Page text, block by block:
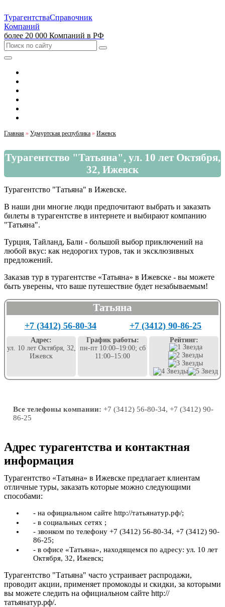
ТурагентстваСправочник
Компаний
более 20 000 Компаний в РФ
Главная » Удмуртская республика » Ижевск
Турагентство "Татьяна", ул. 10 лет Октября,
32, Ижевск
Турагентство "Татьяна" в Ижевске.
В наши дни многие люди предпочитают выбрать и заказать
билеты в турагентстве в интернете и выбирают компанию
"Татьяна".
Турция, Тайланд, Бали - большой выбор приключений на
любой вкус: как недорогих туров, так и эксклюзивных
предложений.
Заказав тур в турагентстве «Татьяна» в Ижевске - вы можете
быть уверены, что ваше путешествие будет незабываемым!
Татьяна
+7 (3412) 56-80-34 +7 (3412) 90-86-25
Адрес:
ул. 10 лет Октября, 32,
Ижевск
График работы:
пн-пт 10:00–19:00; сб
11:00–15:00
Рейтинг:
Все телефоны компании: +7 (3412) 56-80-34, +7 (3412) 90-
86-25
Адрес турагентства и контактная
информация
Турагентство «Татьяна» в Ижевске предлагает клиентам
отличные туры, заказать которые можно следующими
способами:
- на официальном сайте http://татьянатур.рф/;
- в социальных сетях ;
- звонком по телефону +7 (3412) 56-80-34, +7 (3412) 90-
86-25;
- в офисе «Татьяна», находящемся по адресу: ул. 10 лет
Октября, 32, Ижевск;
Турагентство "Татьяна" часто устраивает распродажи,
проводит акции, применяет промокоды и скидки, за которыми
вы можете следить на официальном сайте http://
татьянатур.рф/.